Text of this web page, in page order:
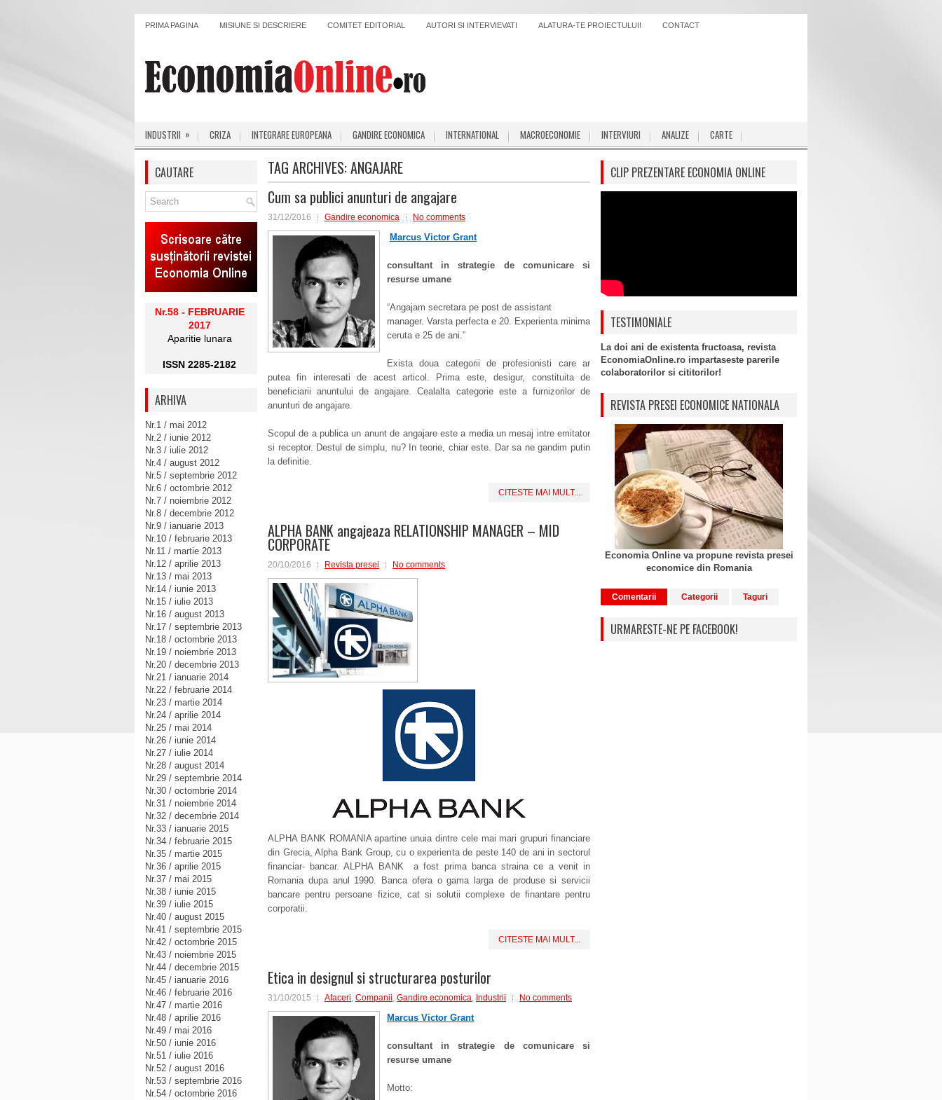
PRIMA PAGINA MISIUNE SI DESCRIERE COMITET EDITORIAL AUTORI SI INTERVIEVATI ALATURA-TE PROIECTULUI! CONTACT
INDUSTRII » CRIZA INTEGRARE EUROPEANA GANDIRE ECONOMICA INTERNATIONAL MACROECONOMIE INTERVIURI ANALIZE CARTE
TAG ARCHIVES:ANGAJARE
Cum sa publici anunturi de angajare
31/12/2016 Gandire economica No comments
Marcus Victor Grant
consultant in strategie de comunicare si
resurse umane
“Angajam secretara pe post de assistant
manager. Varsta perfecta e 20. Experienta minima
ceruta e 25 de ani.”
Exista doua categorii de profesionisti care ar
putea fin interesati de acest articol. Prima este, desigur, constituita de
beneficiarii anuntului de angajare. Cealalta categorie este a furnizorilor de
anunturi de angajare.
Scopul de a publica un anunt de angajare este a media un mesaj intre emitator
si receptor. Destul de simplu, nu? In teorie, chiar este. Dar sa ne gandim putin
la definitie.
CITESTE MAI MULT...
ALPHA BANK angajeaza RELATIONSHIP MANAGER – MID
CORPORATE
20/10/2016 Revista presei No comments
ALPHA BANK ROMANIA apartine unuia dintre cele mai mari grupuri financiare
din Grecia, Alpha Bank Group, cu o experienta de peste 140 de ani in sectorul
financiar- bancar. ALPHA BANK a fost prima banca straina ce a venit in
Romania dupa anul 1990. Banca ofera o gama larga de produse si servicii
bancare pentru persoane fizice, cat si solutii complexe de finantare pentru
corporatii.
CITESTE MAI MULT...
Etica in designul si structurarea posturilor
31/10/2015 Afaceri Companii Gandire economica Industrii No comments
Marcus Victor Grant
consultant in strategie de comunicare si
resurse umane
Motto:
CAUTARE
Nr.58 - FEBRUARIE
2017
Aparitie lunara
ISSN 2285-2182
ARHIVA
Nr.1 / mai 2012
Nr.2 / iunie 2012
Nr.3 / iulie 2012
Nr.4 / august 2012
Nr.5 / septembrie 2012
Nr.6 / octombrie 2012
Nr.7 / noiembrie 2012
Nr.8 / decembrie 2012
Nr.9 / ianuarie 2013
Nr.10 / februarie 2013
Nr.11 / martie 2013
Nr.12 / aprilie 2013
Nr.13 / mai 2013
Nr.14 / iunie 2013
Nr.15 / iulie 2013
Nr.16 / august 2013
Nr.17 / septembrie 2013
Nr.18 / octombrie 2013
Nr.19 / noiembrie 2013
Nr.20 / decembrie 2013
Nr.21 / ianuarie 2014
Nr.22 / februarie 2014
Nr.23 / martie 2014
Nr.24 / aprilie 2014
Nr.25 / mai 2014
Nr.26 / iunie 2014
Nr.27 / iulie 2014
Nr.28 / august 2014
Nr.29 / septembrie 2014
Nr.30 / octombrie 2014
Nr.31 / noiembrie 2014
Nr.32 / decembrie 2014
Nr.33 / ianuarie 2015
Nr.34 / februarie 2015
Nr.35 / martie 2015
Nr.36 / aprilie 2015
Nr.37 / mai 2015
Nr.38 / iunie 2015
Nr.39 / iulie 2015
Nr.40 / august 2015
Nr.41 / septembrie 2015
Nr.42 / octombrie 2015
Nr.43 / noiembrie 2015
Nr.44 / decembrie 2015
Nr.45 / ianuarie 2016
Nr.46 / februarie 2016
Nr.47 / martie 2016
Nr.48 / aprilie 2016
Nr.49 / mai 2016
Nr.50 / iunie 2016
Nr.51 / iulie 2016
Nr.52 / august 2016
Nr.53 / septembrie 2016
Nr.54 / octombrie 2016
CLIP PREZENTARE ECONOMIA ONLINE
TESTIMONIALE
La doi ani de existenta fructoasa, revista
EconomiaOnline.ro impartaseste parerile
colaboratorilor si cititorilor!
REVISTA PRESEI ECONOMICE NATIONALA
Economia Online va propune revista presei
economice din Romania
Comentarii Categorii Taguri
URMARESTE-NE PE FACEBOOK!